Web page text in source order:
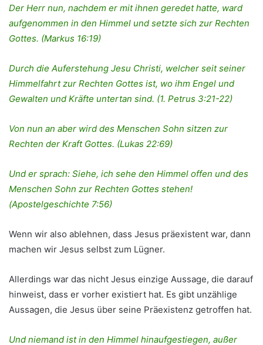
Der Herr nun, nachdem er mit ihnen geredet hatte, ward
aufgenommen in den Himmel und setzte sich zur Rechten
Gottes. (Markus 16:19)
Durch die Auferstehung Jesu Christi, welcher seit seiner
Himmelfahrt zur Rechten Gottes ist, wo ihm Engel und
Gewalten und Kräfte untertan sind. (1. Petrus 3:21-22)
Von nun an aber wird des Menschen Sohn sitzen zur
Rechten der Kraft Gottes. (Lukas 22:69)
Und er sprach: Siehe, ich sehe den Himmel offen und des
Menschen Sohn zur Rechten Gottes stehen!
(Apostelgeschichte 7:56)
Wenn wir also ablehnen, dass Jesus präexistent war, dann
machen wir Jesus selbst zum Lügner.
Allerdings war das nicht Jesus einzige Aussage, die darauf
hinweist, dass er vorher existiert hat. Es gibt unzählige
Aussagen, die Jesus über seine Präexistenz getroffen hat.
Und niemand ist in den Himmel hinaufgestiegen, außer